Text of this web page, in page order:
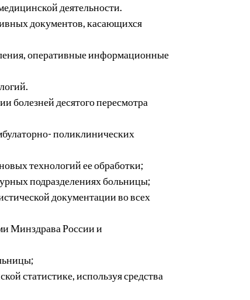
деятельности.
документов, касающихся
оперативные информационные
болезней десятого пересмотра
поликлинических
технологий ее обработки;
подразделениях больницы;
документации во всех
Минздрава России и
статистике, используя средства